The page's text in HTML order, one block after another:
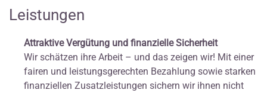
Leistungen
Attraktive Vergütung und finanzielle Sicherheit
Wir schätzen ihre Arbeit – und das zeigen wir! Mit einer
fairen und leistungsgerechten Bezahlung sowie starken
finanziellen Zusatzleistungen sichern wir ihnen nicht